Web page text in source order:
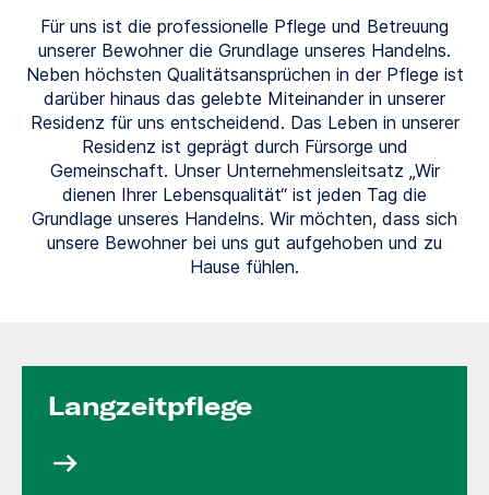
Für uns ist die professionelle Pflege und Betreuung
unserer Bewohner die Grundlage unseres Handelns.
Neben höchsten Qualitätsansprüchen in der Pflege ist
darüber hinaus das gelebte Miteinander in unserer
Residenz für uns entscheidend. Das Leben in unserer
Residenz ist geprägt durch Fürsorge und
Gemeinschaft. Unser Unternehmensleitsatz „Wir
dienen Ihrer Lebensqualität“ ist jeden Tag die
Grundlage unseres Handelns. Wir möchten, dass sich
unsere Bewohner bei uns gut aufgehoben und zu
Hause fühlen.
Langzeit­pflege